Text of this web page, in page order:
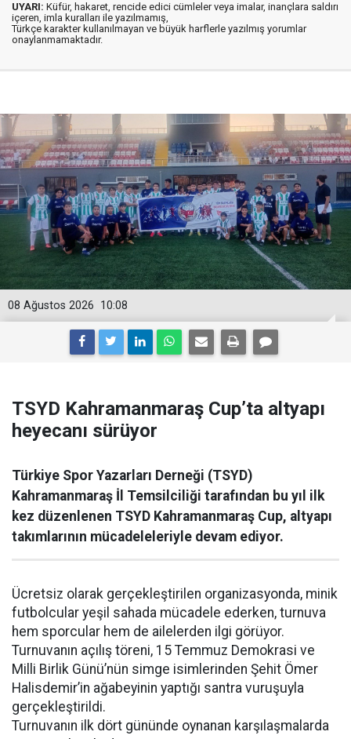
UYARI: Küfür, hakaret, rencide edici cümleler veya imalar, inançlara saldırı
içeren, imla kuralları ile yazılmamış,
Türkçe karakter kullanılmayan ve büyük harflerle yazılmış yorumlar
onaylanmamaktadır.
10:08
08 Ağustos 2026
TSYD Kahramanmaraş Cup’ta altyapı
heyecanı sürüyor
Türkiye Spor Yazarları Derneği (TSYD)
Kahramanmaraş İl Temsilciliği tarafından bu yıl ilk
kez düzenlenen TSYD Kahramanmaraş Cup, altyapı
takımlarının mücadeleleriyle devam ediyor.
Ücretsiz olarak gerçekleştirilen organizasyonda, minik
futbolcular yeşil sahada mücadele ederken, turnuva
hem sporcular hem de ailelerden ilgi görüyor.
Turnuvanın açılış töreni, 15 Temmuz Demokrasi ve
Milli Birlik Günü’nün simge isimlerinden Şehit Ömer
Halisdemir’in ağabeyinin yaptığı santra vuruşuyla
gerçekleştirildi.
Turnuvanın ilk dört gününde oynanan karşılaşmalarda